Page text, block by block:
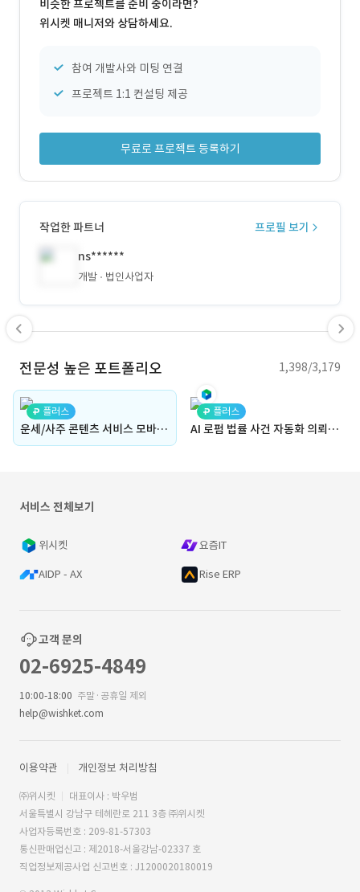
비슷한 프로젝트를 준비 중이라면?
위시켓 매니저와 상담하세요.
참여 개발사와 미팅 연결
프로젝트 1:1 컨설팅 제공
무료로 프로젝트 등록하기
작업한 파트너
프로필 보기
ns******
개발 법인사업자
전문성 높은 포트폴리오 1,398/3,179
플러스
운세/사주 콘텐츠 서비스 모바일 앱(iOS/Android) 프로젝트
플러스
AI 로펌 법률 사건 자동화 의뢰 서비스 (기획, 데이터, 대시보드, 관리자페이지, 웹 서비스, 개발, 신규 구축) | 로에버
서비스 전체보기
위시켓 요즘IT
AIDP - AX Rise ERP
고객 문의
02-6925-4849
10:00-18:00 주말·공휴일 제외
help@wishket.com
이용약관 개인정보 처리방침
㈜위시켓
대표이사 : 박우범
서울특별시 강남구 테헤란로 211 3층 ㈜위시켓
사업자등록번호 : 209-81-57303
통신판매업신고 : 제2018-서울강남-02337 호
직업정보제공사업 신고번호 : J1200020180019